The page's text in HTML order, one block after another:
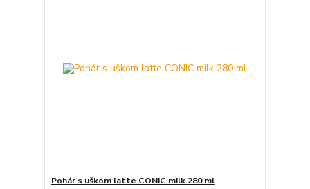
Pohár s uškom latte CONIC milk 280 ml